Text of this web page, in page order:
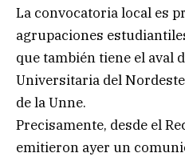
La convocatoria local es
agrupaciones
que también tiene el aval
Universitaria del
de la Unne.
Precisamente, desde el
emitieron ayer un